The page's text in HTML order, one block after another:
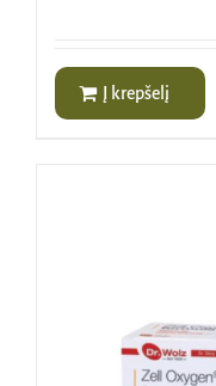
Į krepšelį